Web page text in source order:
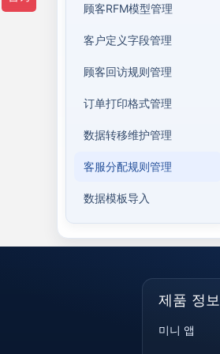
顾客RFM模型管理
客户定义字段管理
顾客回访规则管理
订单打印格式管理
数据转移维护管理
客服分配规则管理
数据模板导入
제품 정보
미니 앱